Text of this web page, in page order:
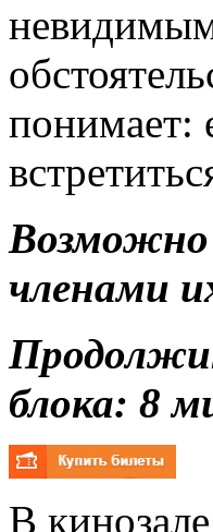
понимает:
Возможно
членами
блока: 8
В кинозале